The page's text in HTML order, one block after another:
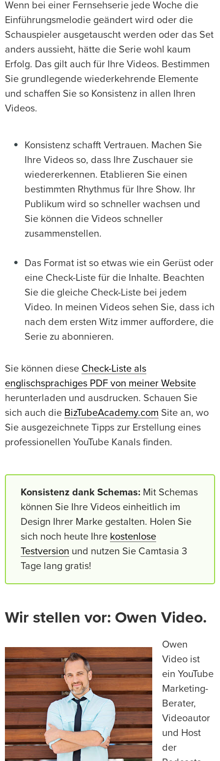
Wenn bei einer Fernsehserie jede Woche die
Einführungsmelodie geändert wird oder die
Schauspieler ausgetauscht werden oder das Set
anders aussieht, hätte die Serie wohl kaum
Erfolg. Das gilt auch für Ihre Videos. Bestimmen
Sie grundlegende wiederkehrende Elemente
und schaffen Sie so Konsistenz in allen Ihren
Videos.
Konsistenz schafft Vertrauen. Machen Sie
Ihre Videos so, dass Ihre Zuschauer sie
wiedererkennen. Etablieren Sie einen
bestimmten Rhythmus für Ihre Show. Ihr
Publikum wird so schneller wachsen und
Sie können die Videos schneller
zusammenstellen.
Das Format ist so etwas wie ein Gerüst oder
eine Check-Liste für die Inhalte. Beachten
Sie die gleiche Check-Liste bei jedem
Video. In meinen Videos sehen Sie, dass ich
nach dem ersten Witz immer auffordere, die
Serie zu abonnieren.
Sie können diese Check-Liste als
englischsprachiges PDF von meiner Website
herunterladen und ausdrucken. Schauen Sie
sich auch die BizTubeAcademy.com Site an, wo
Sie ausgezeichnete Tipps zur Erstellung eines
professionellen YouTube Kanals finden.
Konsistenz dank Schemas: Mit Schemas
können Sie Ihre Videos einheitlich im
Design Ihrer Marke gestalten. Holen Sie
sich noch heute Ihre kostenlose
Testversion und nutzen Sie Camtasia 3
Tage lang gratis!
Wir stellen vor: Owen Video.
Owen
Video ist
ein YouTube
Marketing-
Berater,
Videoautor
und Host
der